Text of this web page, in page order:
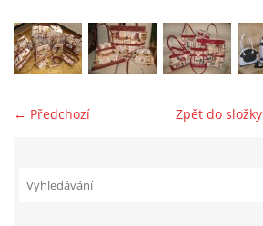
← Předchozí Zpět do složky